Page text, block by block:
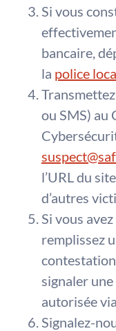
Si vous
bancaire,
la police
ou SMS) au
l’URL du
d’autres
Si vous
remplissez
signaler
autorisée
Signalez-